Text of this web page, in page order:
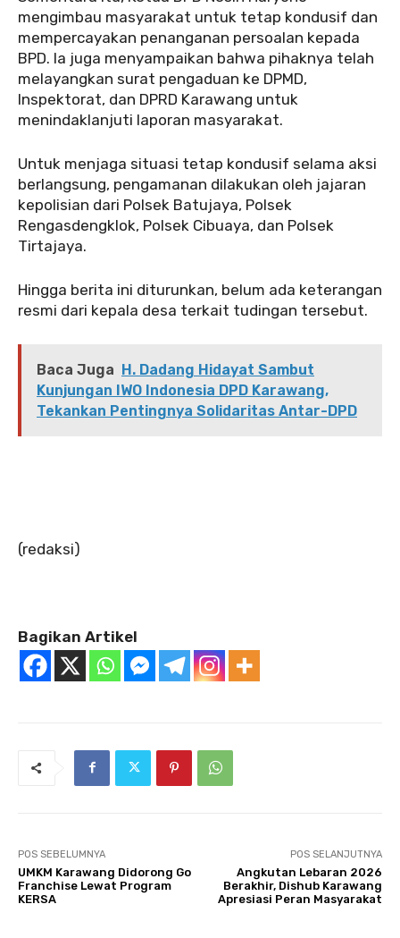
mengimbau masyarakat untuk tetap kondusif dan
mempercayakan penanganan persoalan kepada
BPD. Ia juga menyampaikan bahwa pihaknya telah
melayangkan surat pengaduan ke DPMD,
Inspektorat, dan DPRD Karawang untuk
menindaklanjuti laporan masyarakat.
‎‎Untuk menjaga situasi tetap kondusif selama aksi
berlangsung, pengamanan dilakukan oleh jajaran
kepolisian dari Polsek Batujaya, Polsek
Rengasdengklok, Polsek Cibuaya, dan Polsek
Tirtajaya.
‎Hingga berita ini diturunkan, belum ada keterangan
resmi dari kepala desa terkait tudingan tersebut.
Baca Juga H. Dadang Hidayat Sambut
Kunjungan IWO Indonesia DPD Karawang,
Tekankan Pentingnya Solidaritas Antar-DPD
‎(redaksi)
Bagikan Artikel
POS SEBELUMNYA
UMKM Karawang Didorong Go
Franchise Lewat Program
KERSA
POS SELANJUTNYA
Angkutan Lebaran 2026
Berakhir, Dishub Karawang
Apresiasi Peran Masyarakat